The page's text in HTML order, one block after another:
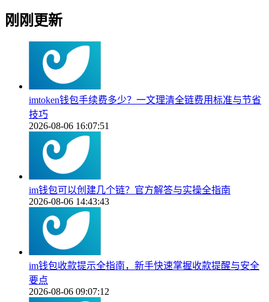
刚刚更新
imtoken钱包手续费多少？一文理清全链费用标准与节省
技巧
2026-08-06 16:07:51
im钱包可以创建几个链？官方解答与实操全指南
2026-08-06 14:43:43
im钱包收款提示全指南，新手快速掌握收款提醒与安全
要点
2026-08-06 09:07:12